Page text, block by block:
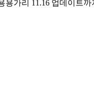
가리 11.16 업데이트까